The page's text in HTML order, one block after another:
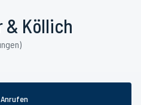
& Köllich
Anrufen